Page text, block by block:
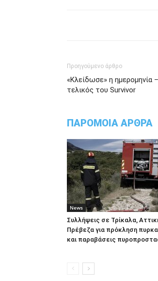
Προηγούμενο άρθρο
«Κλείδωσε» η ημερομηνία
τελικός του Survivor
ΠΑΡΟΜΟΙΑ ΑΡΘΡΑ
News
Συλλήψεις σε Τρίκαλα,
Πρέβεζα για πρόκληση
και παραβάσεις